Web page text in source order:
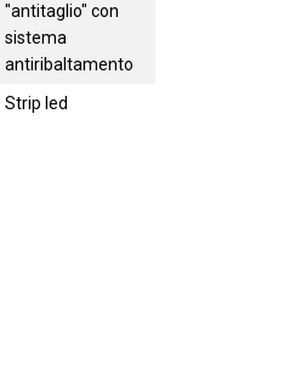
"antitaglio" con
sistema
antiribaltamento
Strip led